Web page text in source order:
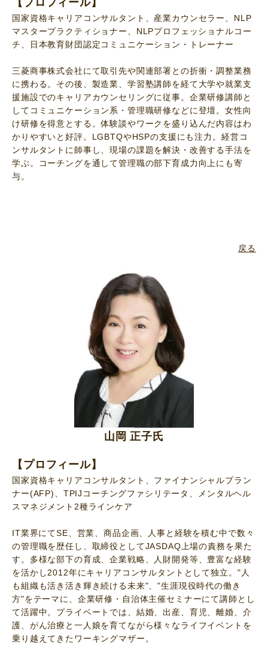
国家資格キャリアコンサルタント、産業カウンセラー、NLP
マスタープラクティショナー、NLPプロフェッショナルコー
チ、日本教育財団認定コミュニケーション・トレーナー
三菱商事株式会社にて取引先や関連部署との折衝・調整業務
に携わる。その後、製造業、学習塾講師を経て大学や就業支
援施設でのキャリアカウンセリングに従事。企業研修講師と
してコミュニケーション系・管理職研修などに登壇。女性向
け研修を得意とする。体験談やワークを盛り込んだ内容はわ
かりやすいと好評。LGBTQやHSPの支援にも注力。経営コ
ンサルタントに師事し、現場の課題を解決・改善する手法を
学ぶ。コーチングを通して管理職の部下育成力向上にも寄
与。
戻る
山岡 正子氏
【プロフィール】
国家資格キャリアコンサルタント、ファイナンシャルプラン
ナー(AFP)、TPIJコーチングファシリテータ、メンタルヘル
スマネジメント2種ラインケア
IT業界にてSE、営業、商品企画、人事と経験を積む中で数々
の管理職を歴任し、取締役としてJASDAQ上場の責務を果た
す。多様な部下の育成、企業戦略、人財開発等、豊富な経験
を活かし2012年にキャリアコンサルタントとして独立。"人
も組織も活き活き輝き続ける未来"、"生涯現役時代の働き
方"をテーマに、企業研修・自治体主催セミナーにて講師とし
て活躍中。プライベートでは、結婚、出産、育児、離婚、介
護、がん治療と一人娘を育てながら様々なライフイベントを
乗り越えてきたワーキングマザー。